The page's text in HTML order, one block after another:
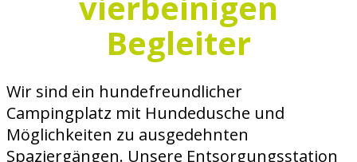
Begleiter
Wir sind ein hundefreundlicher
Campingplatz mit Hundedusche und
Möglichkeiten zu ausgedehnten
Spaziergängen. Unsere Entsorgungsstation